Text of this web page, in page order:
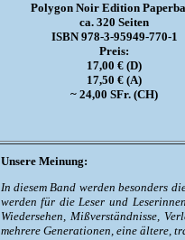
Polygon Noir Edition
ca. 320 Seiten
ISBN 978-3-95949-770-1
Preis:
17,00 € (D)
17,50 € (A)
~ 24,00 SFr. (CH)
Unsere Meinung:
In diesem Band werden besonders
werden für die Leser und
Wiedersehen, Mißverständnisse,
mehrere Generationen, eine ältere,